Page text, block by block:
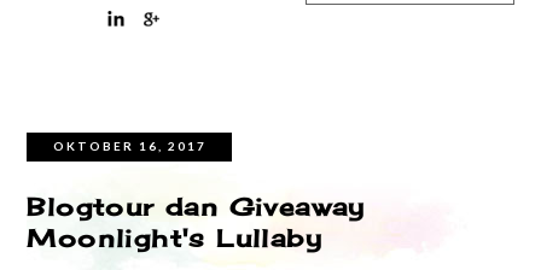
OKTOBER 16, 2017
Blogtour dan Giveaway
Moonlight's Lullaby